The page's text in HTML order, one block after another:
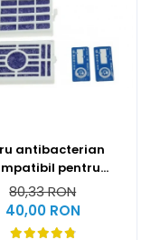
antibacterian
pentru
Whirlpool
(WF009)
80,33 RON
40,00 RON